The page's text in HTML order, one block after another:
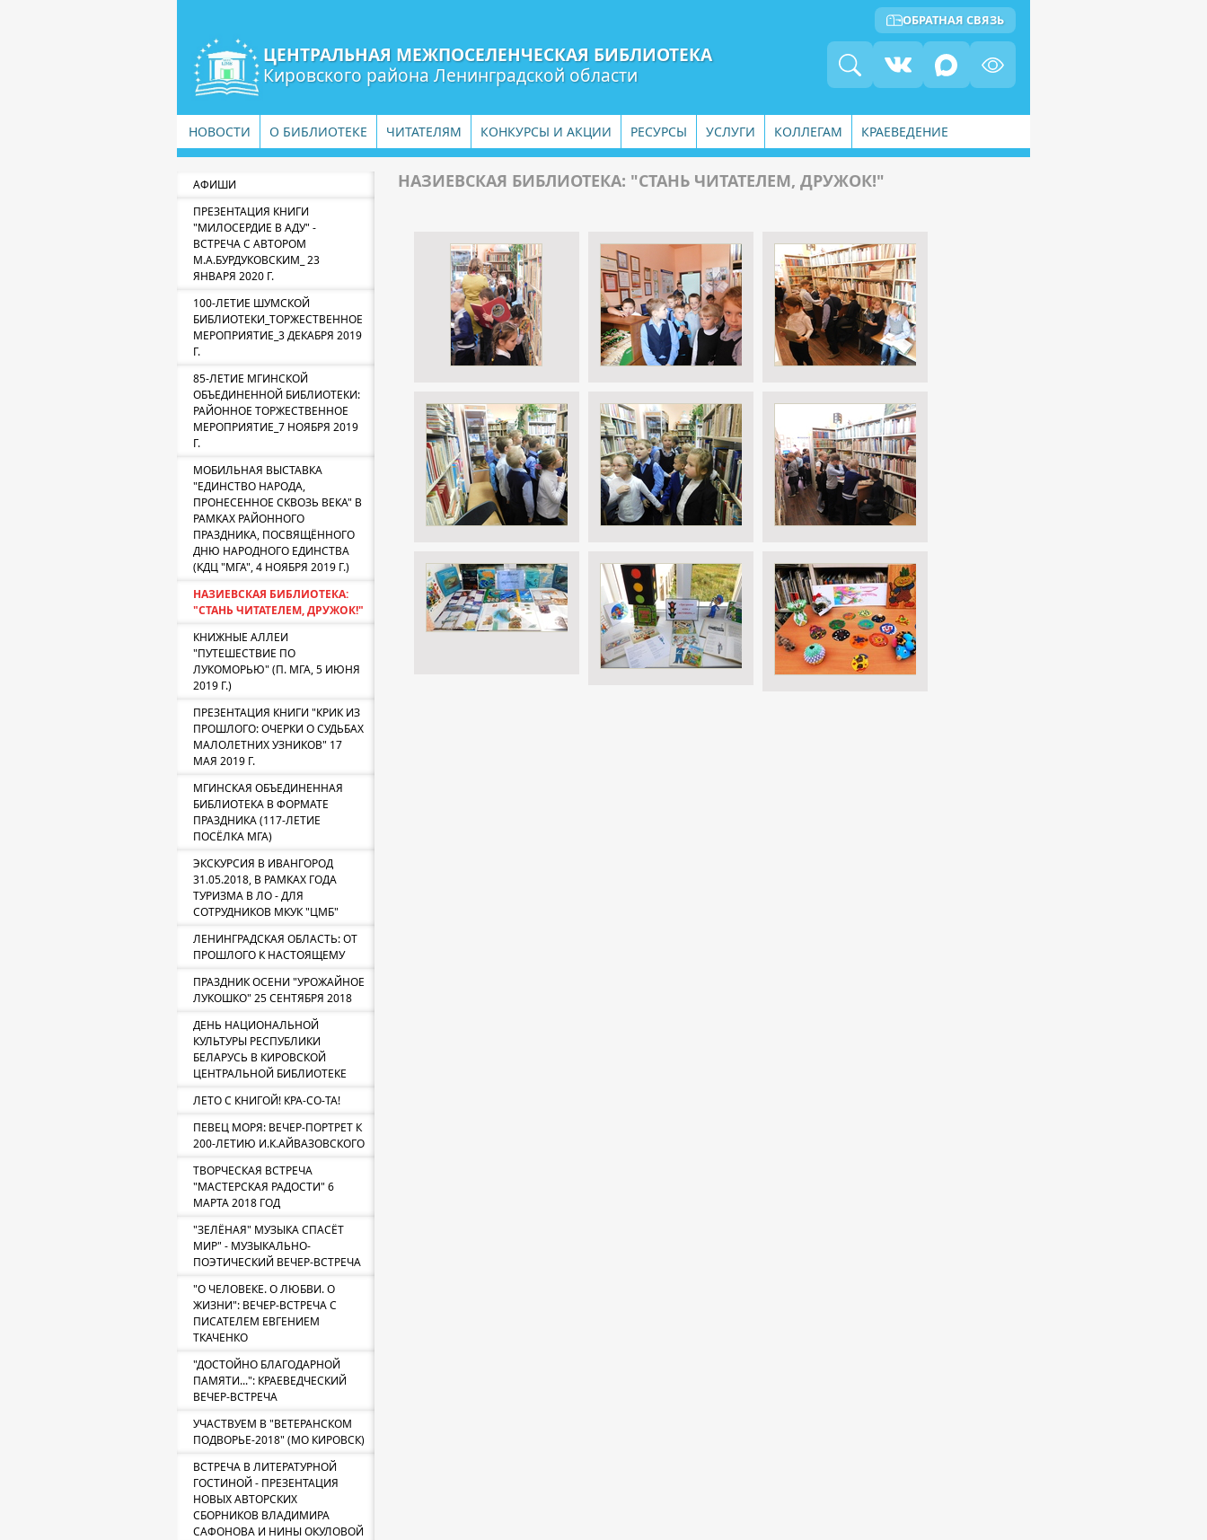
ЦЕНТРАЛЬНАЯ МЕЖПОСЕЛЕНЧЕСКАЯ БИБЛИОТЕКА
Кировского района Ленинградской области
ОБРАТНАЯ СВЯЗЬ
НОВОСТИ О БИБЛИОТЕКЕ ЧИТАТЕЛЯМ КОНКУРСЫ И АКЦИИ РЕСУРСЫ УСЛУГИ КОЛЛЕГАМ КРАЕВЕДЕНИЕ
АФИШИ
ПРЕЗЕНТАЦИЯ КНИГИ
"МИЛОСЕРДИЕ В АДУ" -
ВСТРЕЧА С АВТОРОМ
М.А.БУРДУКОВСКИМ_ 23
ЯНВАРЯ 2020 Г.
100-ЛЕТИЕ ШУМСКОЙ
БИБЛИОТЕКИ_ТОРЖЕСТВЕННОЕ
МЕРОПРИЯТИЕ_3 ДЕКАБРЯ 2019
Г.
85-ЛЕТИЕ МГИНСКОЙ
ОБЪЕДИНЕННОЙ БИБЛИОТЕКИ:
РАЙОННОЕ ТОРЖЕСТВЕННОЕ
МЕРОПРИЯТИЕ_7 НОЯБРЯ 2019
Г.
МОБИЛЬНАЯ ВЫСТАВКА
"ЕДИНСТВО НАРОДА,
ПРОНЕСЕННОЕ СКВОЗЬ ВЕКА" В
РАМКАХ РАЙОННОГО
ПРАЗДНИКА, ПОСВЯЩЁННОГО
ДНЮ НАРОДНОГО ЕДИНСТВА
(КДЦ "МГА", 4 НОЯБРЯ 2019 Г.)
НАЗИЕВСКАЯ БИБЛИОТЕКА:
"СТАНЬ ЧИТАТЕЛЕМ, ДРУЖОК!"
КНИЖНЫЕ АЛЛЕИ
"ПУТЕШЕСТВИЕ ПО
ЛУКОМОРЬЮ" (П. МГА, 5 ИЮНЯ
2019 Г.)
ПРЕЗЕНТАЦИЯ КНИГИ "КРИК ИЗ
ПРОШЛОГО: ОЧЕРКИ О СУДЬБАХ
МАЛОЛЕТНИХ УЗНИКОВ" 17
МАЯ 2019 Г.
МГИНСКАЯ ОБЪЕДИНЕННАЯ
БИБЛИОТЕКА В ФОРМАТЕ
ПРАЗДНИКА (117-ЛЕТИЕ
ПОСЁЛКА МГА)
ЭКСКУРСИЯ В ИВАНГОРОД
31.05.2018, В РАМКАХ ГОДА
ТУРИЗМА В ЛО - ДЛЯ
СОТРУДНИКОВ МКУК "ЦМБ"
ЛЕНИНГРАДСКАЯ ОБЛАСТЬ: ОТ
ПРОШЛОГО К НАСТОЯЩЕМУ
ПРАЗДНИК ОСЕНИ "УРОЖАЙНОЕ
ЛУКОШКО" 25 СЕНТЯБРЯ 2018
ДЕНЬ НАЦИОНАЛЬНОЙ
КУЛЬТУРЫ РЕСПУБЛИКИ
БЕЛАРУСЬ В КИРОВСКОЙ
ЦЕНТРАЛЬНОЙ БИБЛИОТЕКЕ
ЛЕТО С КНИГОЙ! КРА-СО-ТА!
ПЕВЕЦ МОРЯ: ВЕЧЕР-ПОРТРЕТ К
200-ЛЕТИЮ И.К.АЙВАЗОВСКОГО
ТВОРЧЕСКАЯ ВСТРЕЧА
"МАСТЕРСКАЯ РАДОСТИ" 6
МАРТА 2018 ГОД
"ЗЕЛЁНАЯ" МУЗЫКА СПАСЁТ
МИР" - МУЗЫКАЛЬНО-
ПОЭТИЧЕСКИЙ ВЕЧЕР-ВСТРЕЧА
"О ЧЕЛОВЕКЕ. О ЛЮБВИ. О
ЖИЗНИ": ВЕЧЕР-ВСТРЕЧА С
ПИСАТЕЛЕМ ЕВГЕНИЕМ
ТКАЧЕНКО
"ДОСТОЙНО БЛАГОДАРНОЙ
ПАМЯТИ...": КРАЕВЕДЧЕСКИЙ
ВЕЧЕР-ВСТРЕЧА
УЧАСТВУЕМ В "ВЕТЕРАНСКОМ
ПОДВОРЬЕ-2018" (МО КИРОВСК)
ВСТРЕЧА В ЛИТЕРАТУРНОЙ
ГОСТИНОЙ - ПРЕЗЕНТАЦИЯ
НОВЫХ АВТОРСКИХ
СБОРНИКОВ ВЛАДИМИРА
САФОНОВА И НИНЫ ОКУЛОВОЙ
НАЗИЕВСКАЯ БИБЛИОТЕКА: "СТАНЬ ЧИТАТЕЛЕМ, ДРУЖОК!"